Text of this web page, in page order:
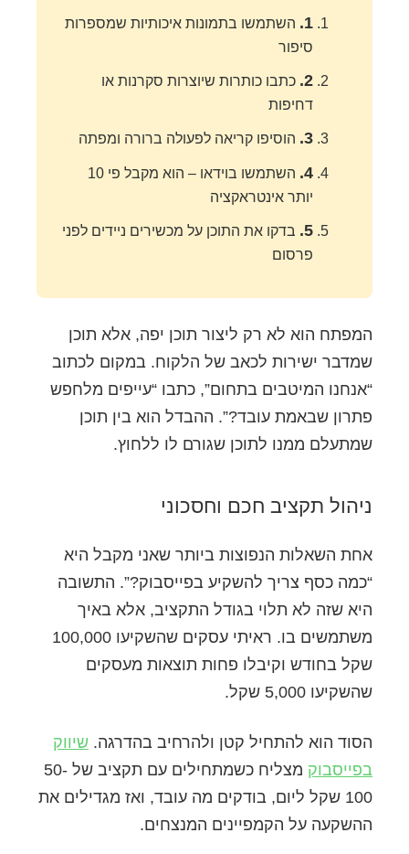
1.
השתמשו בתמונות איכותיות שמספרות
סיפור
2. כתבו כותרות שיוצרות סקרנות או
דחיפות
3. הוסיפו קריאה לפעולה ברורה ומפתה
4.
השתמשו בוידאו – הוא מקבל פי 10
יותר אינטראקציה
5. בדקו את התוכן על מכשירים ניידים לפני
פרסום
המפתח הוא לא רק ליצור תוכן יפה, אלא תוכן
שמדבר ישירות לכאב של הלקוח. במקום לכתוב
“אנחנו המיטבים בתחום”, כתבו “עייפים מלחפש
פתרון שבאמת עובד?”. ההבדל הוא בין תוכן
שמתעלם ממנו לתוכן שגורם לו ללחוץ.
ניהול תקציב חכם וחסכוני
אחת השאלות הנפוצות ביותר שאני מקבל היא
“כמה כסף צריך להשקיע בפייסבוק?”. התשובה
היא שזה לא תלוי בגודל התקציב, אלא באיך
משתמשים בו. ראיתי עסקים שהשקיעו 100,000
שקל בחודש וקיבלו פחות תוצאות מעסקים
שהשקיעו 5,000 שקל.
הסוד הוא להתחיל קטן ולהרחיב בהדרגה. שיווק
בפייסבוק
מצליח כשמתחילים עם תקציב של 50-
100 שקל ליום, בודקים מה עובד, ואז מגדילים את
ההשקעה על הקמפיינים המנצחים.